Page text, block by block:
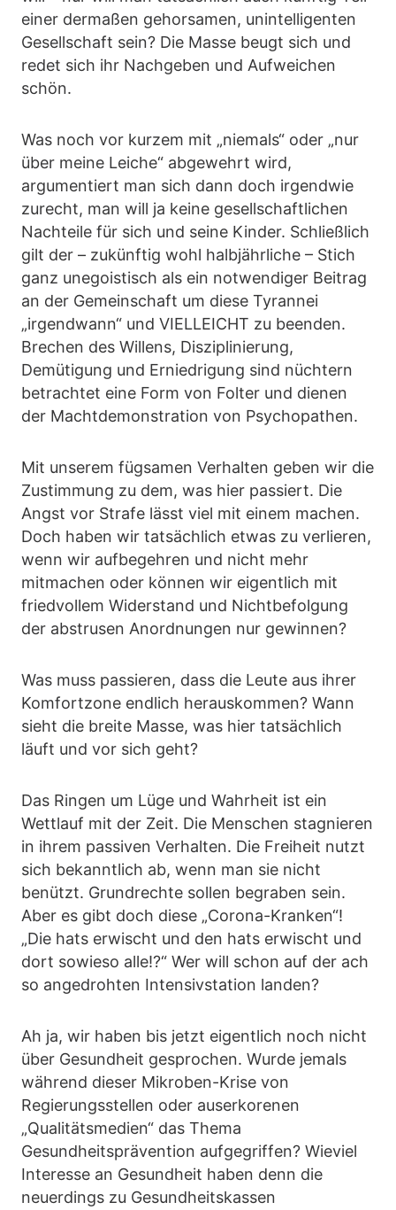
einer dermaßen gehorsamen, unintelligenten
Gesellschaft sein? Die Masse beugt sich und
redet sich ihr Nachgeben und Aufweichen
schön.
Was noch vor kurzem mit „niemals“ oder „nur
über meine Leiche“ abgewehrt wird,
argumentiert man sich dann doch irgendwie
zurecht, man will ja keine gesellschaftlichen
Nachteile für sich und seine Kinder. Schließlich
gilt der – zukünftig wohl halbjährliche – Stich
ganz unegoistisch als ein notwendiger Beitrag
an der Gemeinschaft um diese Tyrannei
„irgendwann“ und VIELLEICHT zu beenden.
Brechen des Willens, Disziplinierung,
Demütigung und Erniedrigung sind nüchtern
betrachtet eine Form von Folter und dienen
der Machtdemonstration von Psychopathen.
Mit unserem fügsamen Verhalten geben wir die
Zustimmung zu dem, was hier passiert. Die
Angst vor Strafe lässt viel mit einem machen.
Doch haben wir tatsächlich etwas zu verlieren,
wenn wir aufbegehren und nicht mehr
mitmachen oder können wir eigentlich mit
friedvollem Widerstand und Nichtbefolgung
der abstrusen Anordnungen nur gewinnen?
Was muss passieren, dass die Leute aus ihrer
Komfortzone endlich herauskommen? Wann
sieht die breite Masse, was hier tatsächlich
läuft und vor sich geht?
Das Ringen um Lüge und Wahrheit ist ein
Wettlauf mit der Zeit. Die Menschen stagnieren
in ihrem passiven Verhalten. Die Freiheit nutzt
sich bekanntlich ab, wenn man sie nicht
benützt. Grundrechte sollen begraben sein.
Aber es gibt doch diese „Corona-Kranken“!
„Die hats erwischt und den hats erwischt und
dort sowieso alle!?“ Wer will schon auf der ach
so angedrohten Intensivstation landen?
Ah ja, wir haben bis jetzt eigentlich noch nicht
über Gesundheit gesprochen. Wurde jemals
während dieser Mikroben-Krise von
Regierungsstellen oder auserkorenen
„Qualitätsmedien“ das Thema
Gesundheitsprävention aufgegriffen? Wieviel
Interesse an Gesundheit haben denn die
neuerdings zu Gesundheitskassen